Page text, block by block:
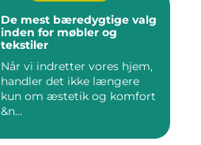
De mest bæredygtige valg
inden for møbler og
tekstiler
Når vi indretter vores hjem,
handler det ikke længere
kun om æstetik og komfort
&n...